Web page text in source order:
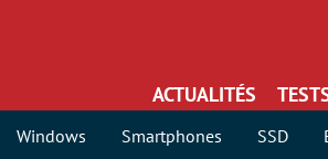
ACTUALITÉS
Windows Smartphones SSD